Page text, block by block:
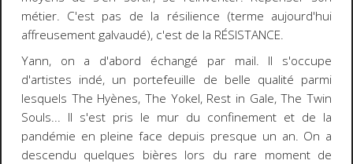
métier. C'est pas de la résilience (terme aujourd'hui
affreusement galvaudé), c'est de la RÉSISTANCE.
Yann, on a d'abord échangé par mail. Il s'occupe
d'artistes indé, un portefeuille de belle qualité parmi
lesquels The Hyènes, The Yokel, Rest in Gale, The Twin
Souls... Il s'est pris le mur du confinement et de la
pandémie en pleine face depuis presque un an. On a
descendu quelques bières lors du rare moment de